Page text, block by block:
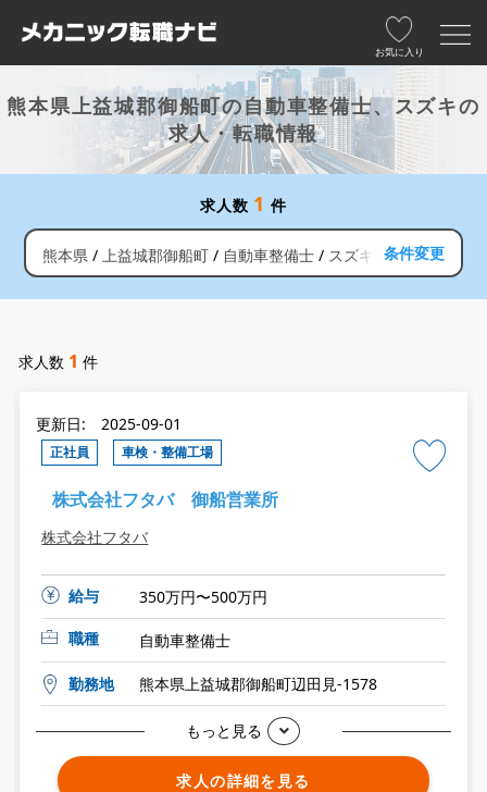
お気に入り
熊本県上益城郡御船町の自動車整備士、スズキの
求人・転職情報
求人数 1 件
熊本県 上益城郡御船町 自動車整備士 スズキ 条件変更
求人数 1 件
更新日: 2025-09-01
正社員 車検・整備工場
株式会社フタバ 御船営業所
株式会社フタバ
給与
350万円〜500万円
職種
自動車整備士
勤務地 熊本県上益城郡御船町辺田見-1578
もっと見る
求人の詳細を見る